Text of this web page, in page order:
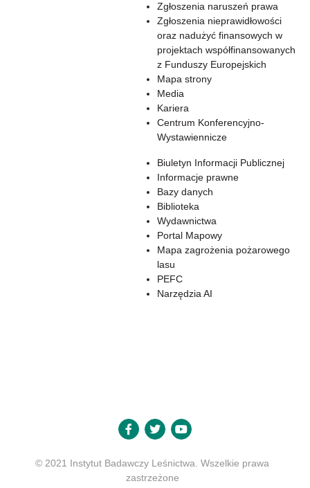
Zgłoszenia naruszeń prawa
Zgłoszenia nieprawidłowości
oraz nadużyć finansowych w
projektach współfinansowanych
z Funduszy Europejskich
Mapa strony
Media
Kariera
Centrum Konferencyjno-
Wystawiennicze
Biuletyn Informacji Publicznej
Informacje prawne
Bazy danych
Biblioteka
Wydawnictwa
Portal Mapowy
Mapa zagrożenia pożarowego
lasu
PEFC
Narzędzia AI
© 2021 Instytut Badawczy Leśnictwa. Wszelkie prawa
zastrzeżone